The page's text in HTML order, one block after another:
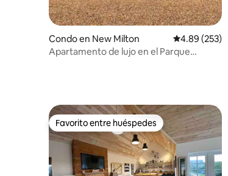
Condo en New Milton Calificación
4.89 (253)
Apartamento de lujo en el Parque
Favorito entre huéspedes
Favorito entre huéspedes